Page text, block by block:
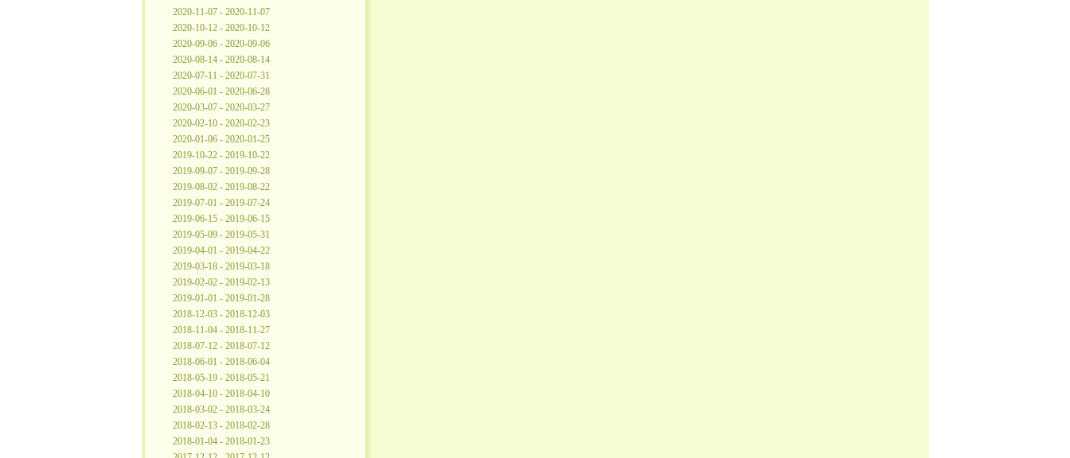
2020-11-07 - 2020-11-07
2020-10-12 - 2020-10-12
2020-09-06 - 2020-09-06
2020-08-14 - 2020-08-14
2020-07-11 - 2020-07-31
2020-06-01 - 2020-06-28
2020-03-07 - 2020-03-27
2020-02-10 - 2020-02-23
2020-01-06 - 2020-01-25
2019-10-22 - 2019-10-22
2019-09-07 - 2019-09-28
2019-08-02 - 2019-08-22
2019-07-01 - 2019-07-24
2019-06-15 - 2019-06-15
2019-05-09 - 2019-05-31
2019-04-01 - 2019-04-22
2019-03-18 - 2019-03-18
2019-02-02 - 2019-02-13
2019-01-01 - 2019-01-28
2018-12-03 - 2018-12-03
2018-11-04 - 2018-11-27
2018-07-12 - 2018-07-12
2018-06-01 - 2018-06-04
2018-05-19 - 2018-05-21
2018-04-10 - 2018-04-10
2018-03-02 - 2018-03-24
2018-02-13 - 2018-02-28
2018-01-04 - 2018-01-23